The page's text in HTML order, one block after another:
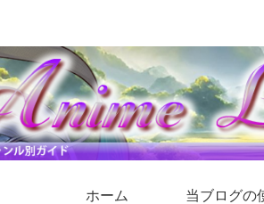
ホーム